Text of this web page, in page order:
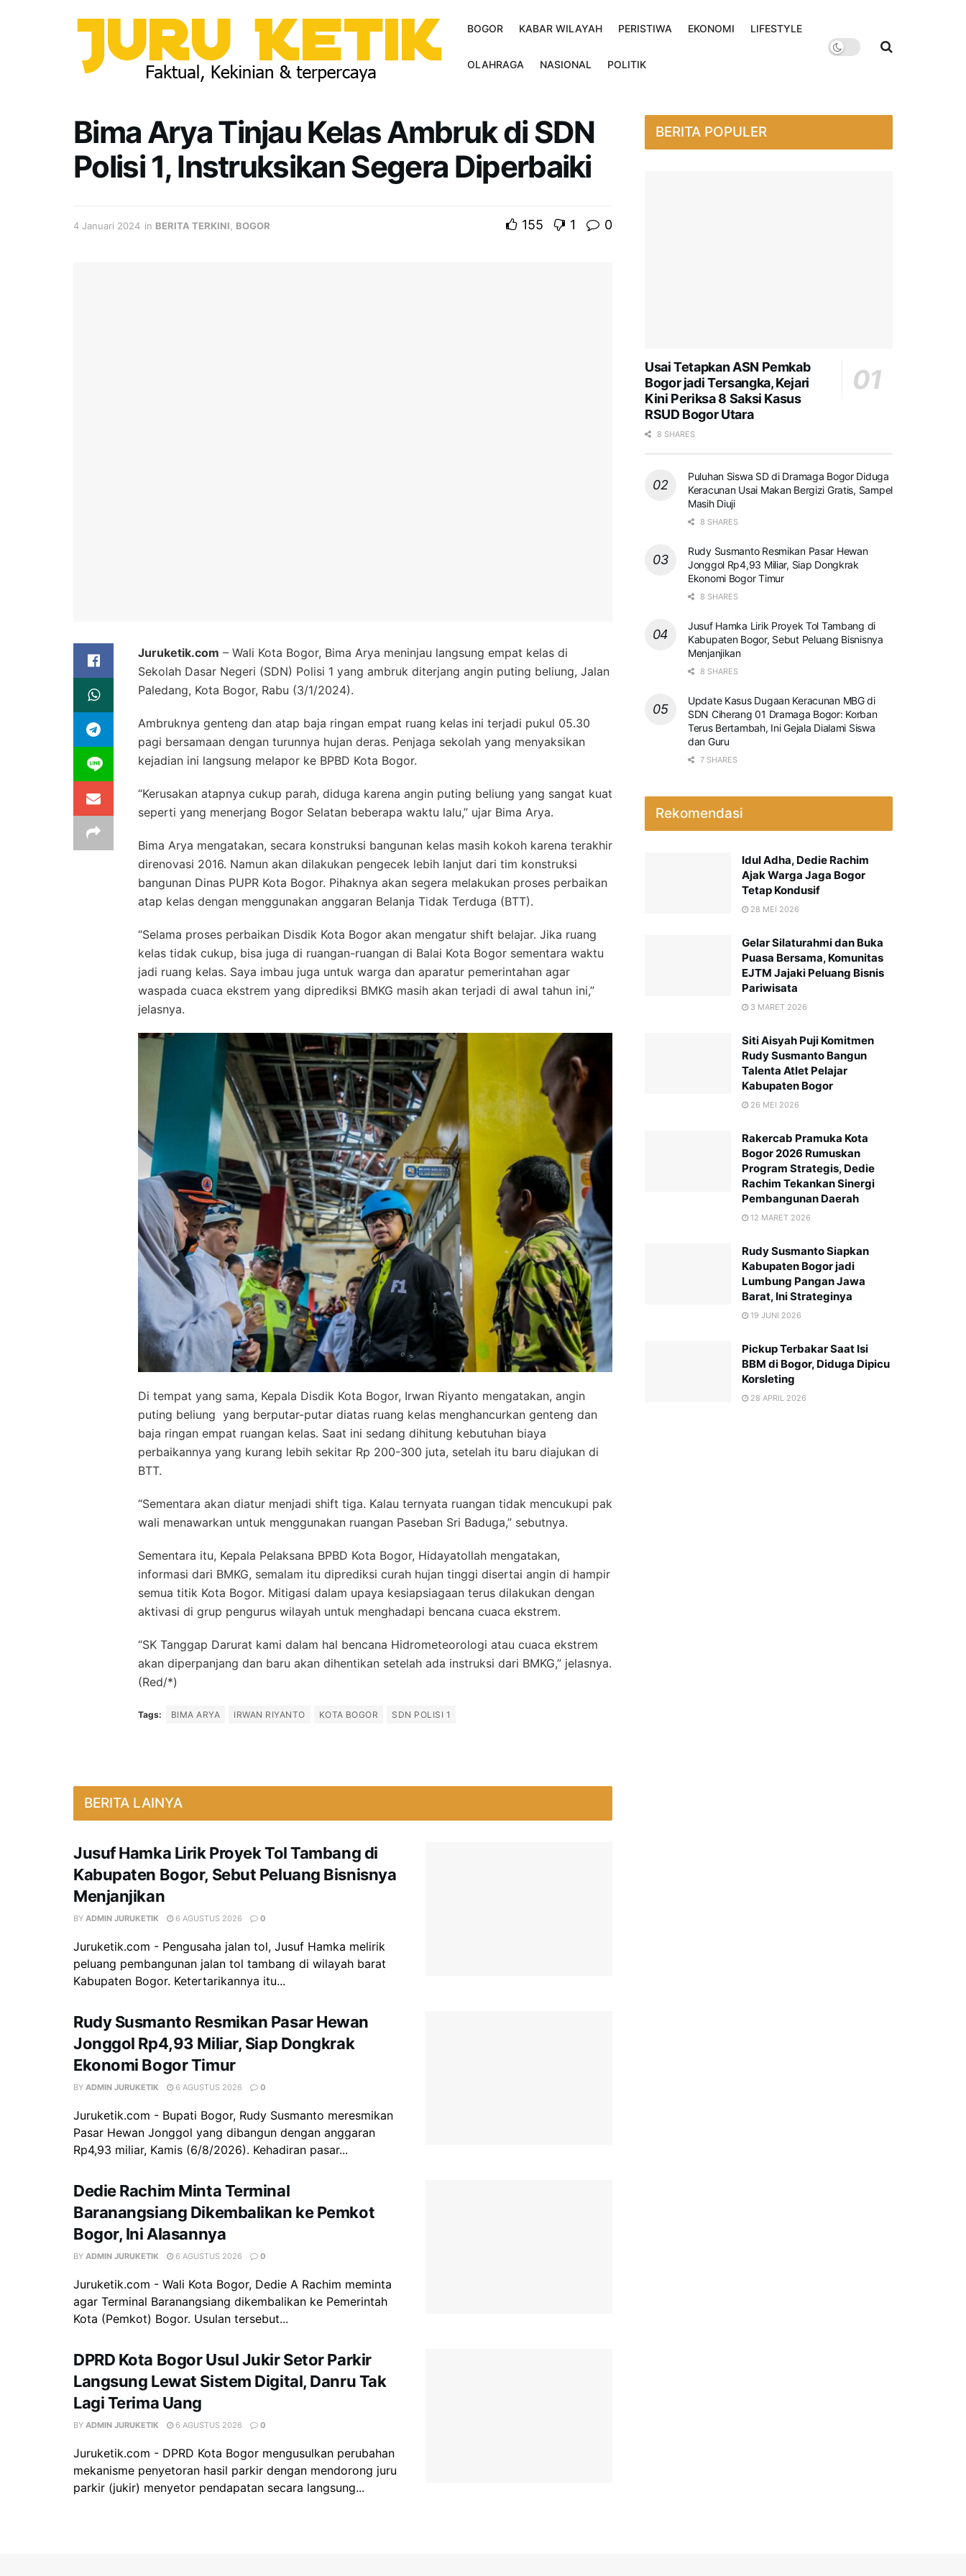
BOGOR KABAR WILAYAH PERISTIWA EKONOMI LIFESTYLE
OLAHRAGA NASIONAL POLITIK
Bima Arya Tinjau Kelas Ambruk di SDN
Polisi 1, Instruksikan Segera Diperbaiki
4 Januari 2024 in BERITA TERKINI BOGOR 155 1 0
Juruketik.com – Wali Kota Bogor, Bima Arya meninjau langsung empat kelas di
Sekolah Dasar Negeri (SDN) Polisi 1 yang ambruk diterjang angin puting beliung, Jalan
Paledang, Kota Bogor, Rabu (3/1/2024).
Ambruknya genteng dan atap baja ringan empat ruang kelas ini terjadi pukul 05.30
pagi bersamaan dengan turunnya hujan deras. Penjaga sekolah yang menyaksikan
kejadian ini langsung melapor ke BPBD Kota Bogor.
“Kerusakan atapnya cukup parah, diduga karena angin puting beliung yang sangat kuat
seperti yang menerjang Bogor Selatan beberapa waktu lalu,” ujar Bima Arya.
Bima Arya mengatakan, secara konstruksi bangunan kelas masih kokoh karena terakhir
direnovasi 2016. Namun akan dilakukan pengecek lebih lanjut dari tim konstruksi
bangunan Dinas PUPR Kota Bogor. Pihaknya akan segera melakukan proses perbaikan
atap kelas dengan menggunakan anggaran Belanja Tidak Terduga (BTT).
“Selama proses perbaikan Disdik Kota Bogor akan mengatur shift belajar. Jika ruang
kelas tidak cukup, bisa juga di ruangan-ruangan di Balai Kota Bogor sementara waktu
jadi ruang kelas. Saya imbau juga untuk warga dan aparatur pemerintahan agar
waspada cuaca ekstrem yang diprediksi BMKG masih akan terjadi di awal tahun ini,”
jelasnya.
Di tempat yang sama, Kepala Disdik Kota Bogor, Irwan Riyanto mengatakan, angin
puting beliung yang berputar-putar diatas ruang kelas menghancurkan genteng dan
baja ringan empat ruangan kelas. Saat ini sedang dihitung kebutuhan biaya
perbaikannya yang kurang lebih sekitar Rp 200-300 juta, setelah itu baru diajukan di
BTT.
“Sementara akan diatur menjadi shift tiga. Kalau ternyata ruangan tidak mencukupi pak
wali menawarkan untuk menggunakan ruangan Paseban Sri Baduga,” sebutnya.
Sementara itu, Kepala Pelaksana BPBD Kota Bogor, Hidayatollah mengatakan,
informasi dari BMKG, semalam itu diprediksi curah hujan tinggi disertai angin di hampir
semua titik Kota Bogor. Mitigasi dalam upaya kesiapsiagaan terus dilakukan dengan
aktivasi di grup pengurus wilayah untuk menghadapi bencana cuaca ekstrem.
“SK Tanggap Darurat kami dalam hal bencana Hidrometeorologi atau cuaca ekstrem
akan diperpanjang dan baru akan dihentikan setelah ada instruksi dari BMKG,” jelasnya.
(Red/*)
Tags: BIMA ARYA IRWAN RIYANTO KOTA BOGOR SDN POLISI 1
BERITA LAINYA
Jusuf Hamka Lirik Proyek Tol Tambang di
Kabupaten Bogor, Sebut Peluang Bisnisnya
Menjanjikan
BY ADMIN JURUKETIK 6 AGUSTUS 2026 0
Juruketik.com - Pengusaha jalan tol, Jusuf Hamka melirik
peluang pembangunan jalan tol tambang di wilayah barat
Kabupaten Bogor. Ketertarikannya itu...
Rudy Susmanto Resmikan Pasar Hewan
Jonggol Rp4,93 Miliar, Siap Dongkrak
Ekonomi Bogor Timur
BY ADMIN JURUKETIK 6 AGUSTUS 2026 0
Juruketik.com - Bupati Bogor, Rudy Susmanto meresmikan
Pasar Hewan Jonggol yang dibangun dengan anggaran
Rp4,93 miliar, Kamis (6/8/2026). Kehadiran pasar...
Dedie Rachim Minta Terminal
Baranangsiang Dikembalikan ke Pemkot
Bogor, Ini Alasannya
BY ADMIN JURUKETIK 6 AGUSTUS 2026 0
‎Juruketik.com - Wali Kota Bogor, Dedie A Rachim meminta
agar Terminal Baranangsiang dikembalikan ke Pemerintah
Kota (Pemkot) Bogor. Usulan tersebut...
DPRD Kota Bogor Usul Jukir Setor Parkir
Langsung Lewat Sistem Digital, Danru Tak
Lagi Terima Uang
BY ADMIN JURUKETIK 6 AGUSTUS 2026 0
Juruketik.com - DPRD Kota Bogor mengusulkan perubahan
mekanisme penyetoran hasil parkir dengan mendorong juru
parkir (jukir) menyetor pendapatan secara langsung...
BERITA POPULER
Usai Tetapkan ASN Pemkab
Bogor jadi Tersangka, Kejari
Kini Periksa 8 Saksi Kasus
RSUD Bogor Utara
8 SHARES
Puluhan Siswa SD di Dramaga Bogor Diduga
Keracunan Usai Makan Bergizi Gratis, Sampel
Masih Diuji
8 SHARES
Rudy Susmanto Resmikan Pasar Hewan
Jonggol Rp4,93 Miliar, Siap Dongkrak
Ekonomi Bogor Timur
8 SHARES
Jusuf Hamka Lirik Proyek Tol Tambang di
Kabupaten Bogor, Sebut Peluang Bisnisnya
Menjanjikan
8 SHARES
Update Kasus Dugaan Keracunan MBG di
SDN Ciherang 01 Dramaga Bogor: Korban
Terus Bertambah, Ini Gejala Dialami Siswa
dan Guru
7 SHARES
Rekomendasi
Idul Adha, Dedie Rachim
Ajak Warga Jaga Bogor
Tetap Kondusif
28 MEI 2026
Gelar Silaturahmi dan Buka
Puasa Bersama, Komunitas
EJTM Jajaki Peluang Bisnis
Pariwisata
3 MARET 2026
Siti Aisyah Puji Komitmen
Rudy Susmanto Bangun
Talenta Atlet Pelajar
Kabupaten Bogor
26 MEI 2026
Rakercab Pramuka Kota
Bogor 2026 Rumuskan
Program Strategis, Dedie
Rachim Tekankan Sinergi
Pembangunan Daerah
12 MARET 2026
Rudy Susmanto Siapkan
Kabupaten Bogor jadi
Lumbung Pangan Jawa
Barat, Ini Strateginya
19 JUNI 2026
Pickup Terbakar Saat Isi
BBM di Bogor, Diduga Dipicu
Korsleting
28 APRIL 2026